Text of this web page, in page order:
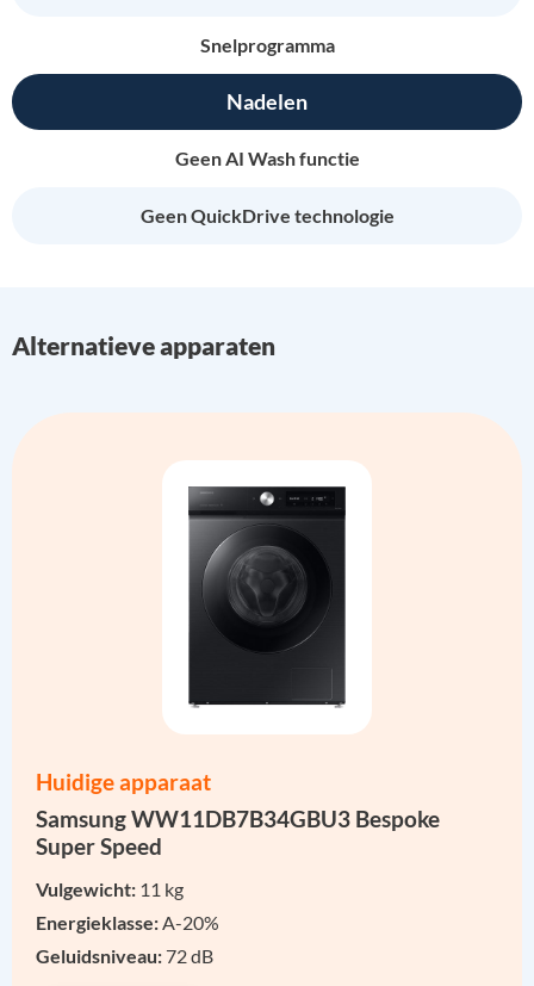
Snelprogramma
Nadelen
Geen AI Wash functie
Geen QuickDrive technologie
Alternatieve apparaten
Huidige apparaat
Samsung WW11DB7B34GBU3 Bespoke
Super Speed
Vulgewicht: 11 kg
Energieklasse:A-20%
Geluidsniveau: 72 dB